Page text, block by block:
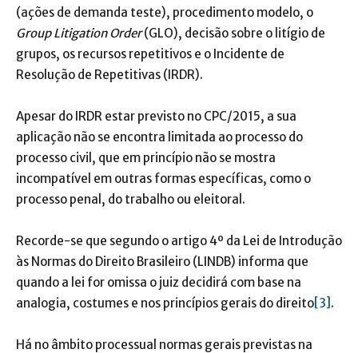
(ações de demanda teste), procedimento modelo, o
Group Litigation Order(GLO), decisão sobre o litígio de
grupos, os recursos repetitivos e o Incidente de
Resolução de Repetitivas (IRDR).
Apesar do IRDR estar previsto no CPC/2015, a sua
aplicação não se encontra limitada ao processo do
processo civil, que em princípio não se mostra
incompatível em outras formas específicas, como o
processo penal, do trabalho ou eleitoral.
Recorde-se que segundo o artigo 4º da Lei de Introdução
às Normas do Direito Brasileiro (LINDB) informa que
quando a lei for omissa o juiz decidirá com base na
analogia, costumes e nos princípios gerais do direito[3] .
Há no âmbito processual normas gerais previstas na